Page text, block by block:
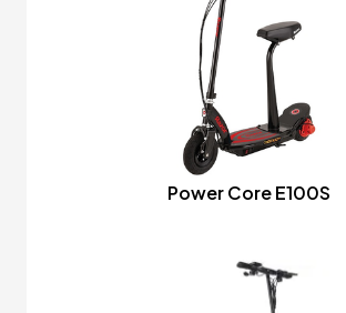
Power Core E100S